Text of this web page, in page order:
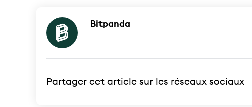
Bitpanda
Partager cet article sur les réseaux sociaux